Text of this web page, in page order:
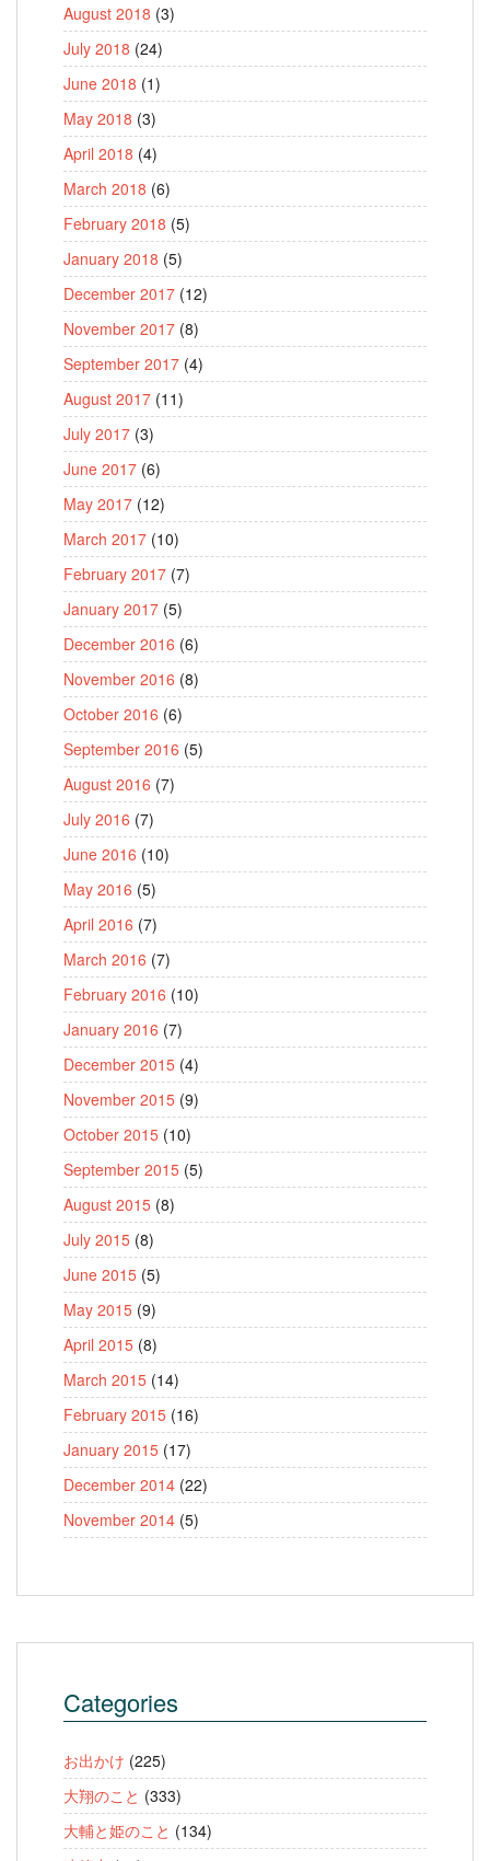
August 2018 (3)
July 2018 (24)
June 2018 (1)
May 2018 (3)
April 2018 (4)
March 2018 (6)
February 2018 (5)
January 2018 (5)
December 2017 (12)
November 2017 (8)
September 2017 (4)
August 2017 (11)
July 2017 (3)
June 2017 (6)
May 2017 (12)
March 2017 (10)
February 2017 (7)
January 2017 (5)
December 2016 (6)
November 2016 (8)
October 2016 (6)
September 2016 (5)
August 2016 (7)
July 2016 (7)
June 2016 (10)
May 2016 (5)
April 2016 (7)
March 2016 (7)
February 2016 (10)
January 2016 (7)
December 2015 (4)
November 2015 (9)
October 2015 (10)
September 2015 (5)
August 2015 (8)
July 2015 (8)
June 2015 (5)
May 2015 (9)
April 2015 (8)
March 2015 (14)
February 2015 (16)
January 2015 (17)
December 2014 (22)
November 2014 (5)
Categories
お出かけ (225)
大翔のこと (333)
大輔と姫のこと (134)